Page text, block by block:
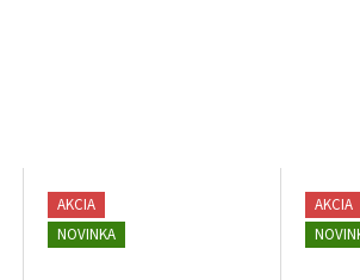
AKCIA
NOVINKA
AKCIA